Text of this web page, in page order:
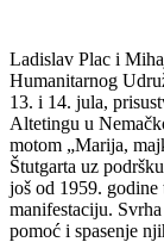
Ladislav Plac i
Humanitarnog
13. i 14. jula,
Altetingu u
motom „Marija,
Štutgarta uz
još od 1959.
manifestaciju.
pomoć i spasenje